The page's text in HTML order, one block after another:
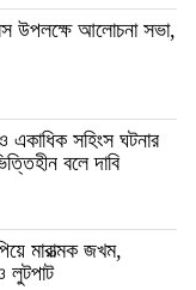
উপলক্ষে আলোচনা সভা,
সহিংস ঘটনার
বলে দাবি
মারাত্মক জখম,
লুটপাট